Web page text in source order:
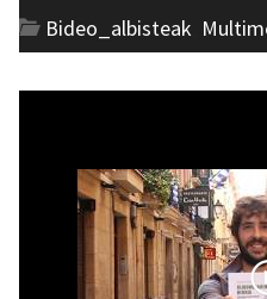
Bideo_albisteak